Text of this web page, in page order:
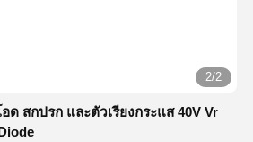
2/2
ด สกปรก และตัวเรียงกระแส 40V Vr